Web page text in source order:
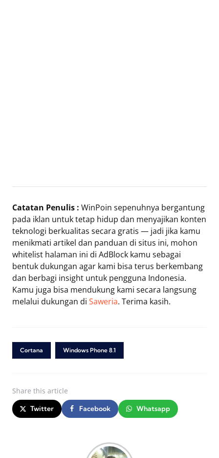
Catatan Penulis : WinPoin sepenuhnya bergantung
pada iklan untuk tetap hidup dan menyajikan konten
teknologi berkualitas secara gratis — jadi jika kamu
menikmati artikel dan panduan di situs ini, mohon
whitelist halaman ini di AdBlock kamu sebagai
bentuk dukungan agar kami bisa terus berkembang
dan berbagi insight untuk pengguna Indonesia.
Kamu juga bisa mendukung kami secara langsung
melalui dukungan di Saweria. Terima kasih.
Cortana Windows Phone 8.1
Share this article
Twitter Facebook Whatsapp